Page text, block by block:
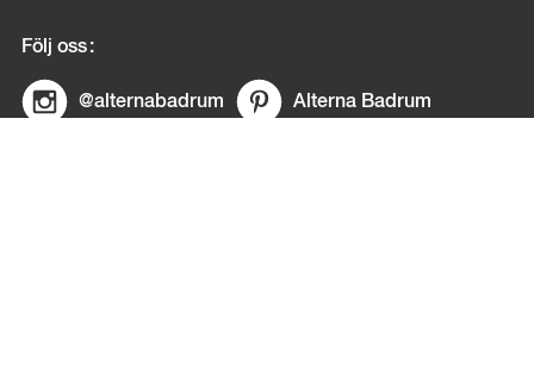
Följ oss
@alternabadrum Alterna Badrum